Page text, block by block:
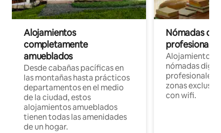
Alojamientos
completamente
amueblados
Desde cabañas pacíficas en
las montañas hasta prácticos
departamentos en el medio
de la ciudad, estos
alojamientos amueblados
tienen todas las amenidades
de un hogar.
Nómadas
Alojamientos
nómadas
profesionales
zonas
con wifi.